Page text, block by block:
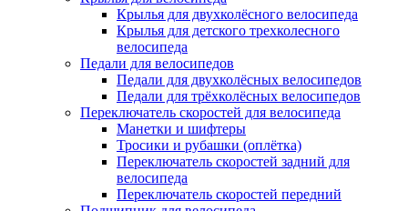
Крылья для двухколёсного велосипеда
Крылья для детского трехколесного
велосипеда
Педали для велосипедов
Педали для двухколёсных велосипедов
Педали для трёхколёсных велосипедов
Переключатель скоростей для велосипеда
Манетки и шифтеры
Тросики и рубашки (оплётка)
Переключатель скоростей задний для
велосипеда
Переключатель скоростей передний